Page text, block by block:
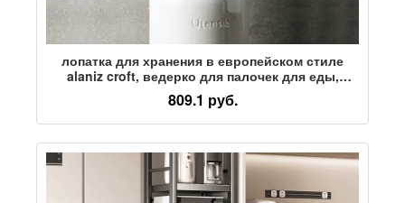
лопатка для хранения в европейском стиле
alaniz croft, ведерко для палочек для еды,
кухонные принадлежности, керамическая банка,
ложка для палочек для еды, лопатка для
посуды, сливной бачок
809.1 руб.